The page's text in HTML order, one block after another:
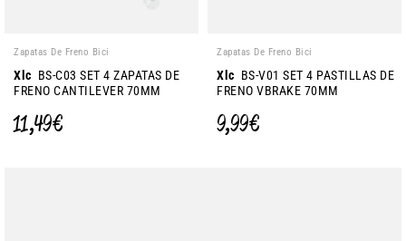
Zapatas De Freno Bici
Xlc BS-C03 SET 4 ZAPATAS DE
FRENO CANTILEVER 70MM
11,49 €
Zapatas De Freno Bici
Xlc BS-V01 SET 4 PASTILLAS DE
FRENO VBRAKE 70MM
9,99 €